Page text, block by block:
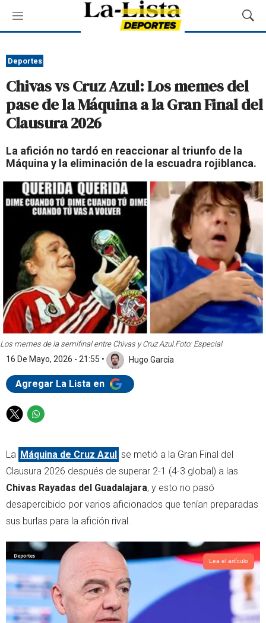
M
e
ú
M
o
a
r
B
u
e
d
a
Deportes
Chivas vs Cruz Azul: Los memes del
pase de la Máquina a la Gran Final del
Clausura 2026
La afición no tardó en reaccionar al triunfo de la
Máquina y la eliminación de la escuadra rojiblanca.
Los memes de la semifinal entre Chivas y Cruz Azul.Foto: Especial
16 De Mayo, 2026 - 21:55 • Hugo García
Agregar La Lista en
T
t
t
e
r
W
t
s
a
p
p
La Máquina de Cruz Azul se metió a la Gran Final del
Clausura 2026 después de superar 2-1 (4-3 global) a las
Chivas Rayadas del Guadalajara, y esto no pasó
desapercibido por varios aficionados que tenían preparadas
sus burlas para la afición rival.
Lea el artículo